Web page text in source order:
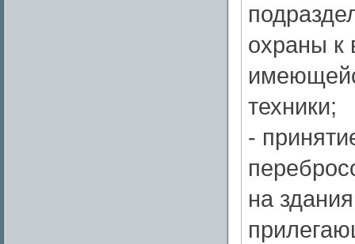
охраны к
техники;
-
на